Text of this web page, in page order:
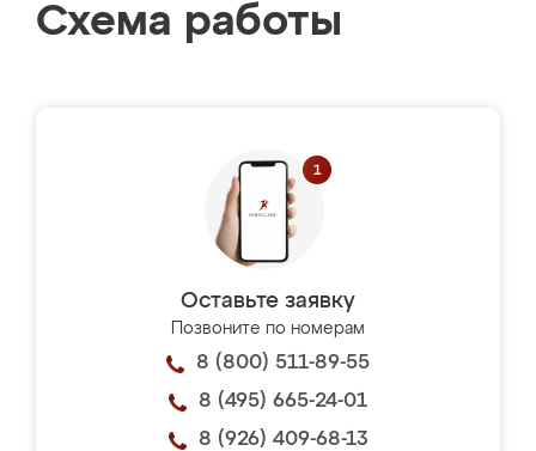
Схема работы
Оставьте заявку
Позвоните по номерам
8 (800) 511-89-55
8 (495) 665-24-01
8 (926) 409-68-13